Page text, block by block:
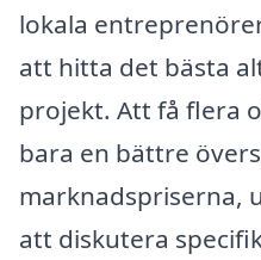
lokala
att hitta det bästa
projekt. Att få flera
bara en bättre
marknadspriserna,
att diskutera